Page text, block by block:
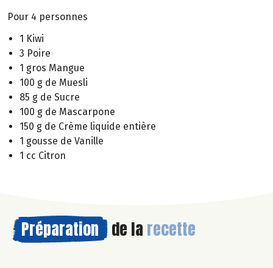
Pour 4 personnes
1 Kiwi
3 Poire
1 gros Mangue
100 g de Muesli
85 g de Sucre
100 g de Mascarpone
150 g de Crème liquide entière
1 gousse de Vanille
1 cc Citron
Préparation de la recette